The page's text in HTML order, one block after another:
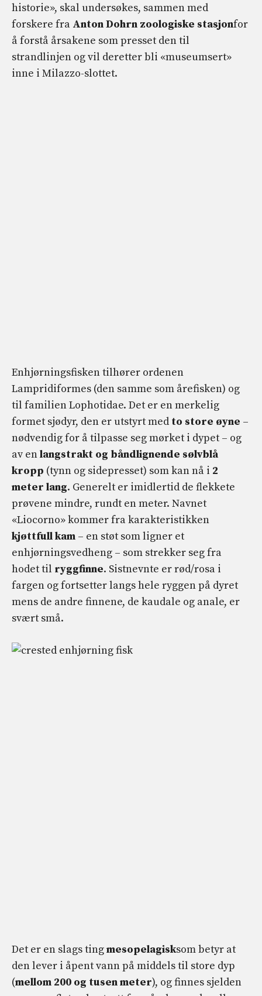
historie», skal undersøkes, sammen med
forskere fra Anton Dohrn zoologiske stasjonfor
å forstå årsakene som presset den til
strandlinjen og vil deretter bli «museumsert»
inne i Milazzo-slottet.
Enhjørningsfisken tilhører ordenen
Lampridiformes (den samme som årefisken) og
til familien Lophotidae. Det er en merkelig
formet sjødyr, den er utstyrt med to store øyne –
nødvendig for å tilpasse seg mørket i dypet – og
av enlangstrakt og båndlignende sølvblå
kropp (tynn og sidepresset) som kan nå i 2
meter lang. Generelt er imidlertid de flekkete
prøvene mindre, rundt en meter. Navnet
«Liocorno» kommer fra karakteristikken
kjøttfull kam – en støt som ligner et
enhjørningsvedheng – som strekker seg fra
hodet til ryggfinne. Sistnevnte er rød/rosa i
fargen og fortsetter langs hele ryggen på dyret
mens de andre finnene, de kaudale og anale, er
svært små.
Det er en slags tingmesopelagisksom betyr at
den lever i åpent vann på middels til store dyp
(mellom 200 og tusen meter), og finnes sjelden